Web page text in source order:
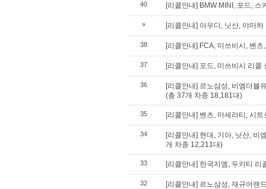
40 [리콜안내] BMW MINI, 포드,
» [리콜안내] 아우디, 닛산, 야마
38 [리콜안내] FCA, 미쓰비시, 벤
37 [리콜안내] 포드, 미쓰비시 리
36
[리콜안내] 르노삼성, 비엠더블
(총 37개 차종 18,181대)
35 [리콜안내] 벤츠, 마세라티, 시
34
[리콜안내] 현대, 기아, 닛산, 비
개 차종 12,211대)
33 [리콜안내] 한국지엠, 두카티
32
[리콜안내] 르노삼성, 재규어랜